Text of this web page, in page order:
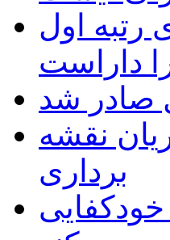
رتبه اول
داراست
صادر شد
نقشه
برداری